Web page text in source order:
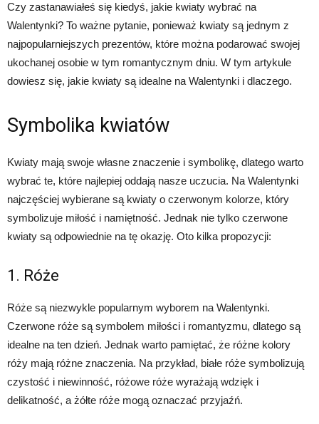
Czy zastanawiałeś się kiedyś, jakie kwiaty wybrać na
Walentynki? To ważne pytanie, ponieważ kwiaty są jednym z
najpopularniejszych prezentów, które można podarować swojej
ukochanej osobie w tym romantycznym dniu. W tym artykule
dowiesz się, jakie kwiaty są idealne na Walentynki i dlaczego.
Symbolika kwiatów
Kwiaty mają swoje własne znaczenie i symbolikę, dlatego warto
wybrać te, które najlepiej oddają nasze uczucia. Na Walentynki
najczęściej wybierane są kwiaty o czerwonym kolorze, który
symbolizuje miłość i namiętność. Jednak nie tylko czerwone
kwiaty są odpowiednie na tę okazję. Oto kilka propozycji:
1. Róże
Róże są niezwykle popularnym wyborem na Walentynki.
Czerwone róże są symbolem miłości i romantyzmu, dlatego są
idealne na ten dzień. Jednak warto pamiętać, że różne kolory
róży mają różne znaczenia. Na przykład, białe róże symbolizują
czystość i niewinność, różowe róże wyrażają wdzięk i
delikatność, a żółte róże mogą oznaczać przyjaźń.